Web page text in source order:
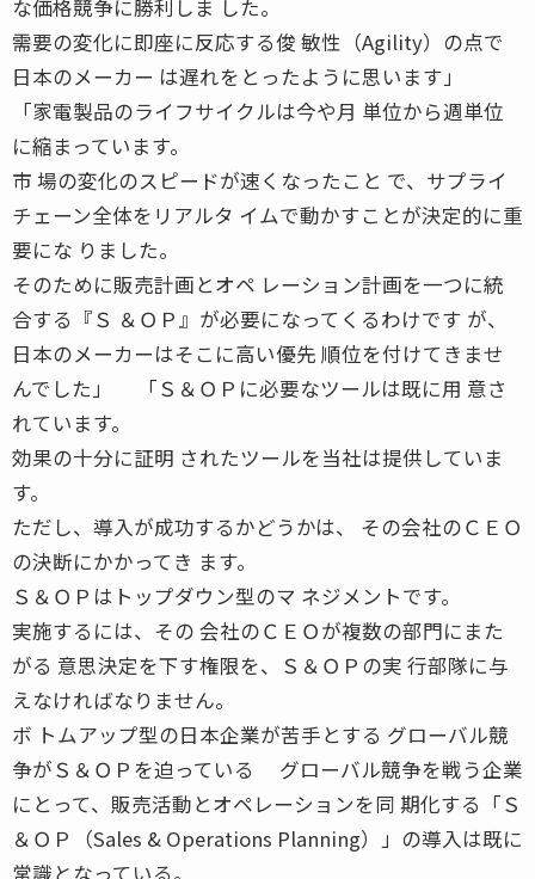
な価格競争に勝利しま した。
需要の変化に即座に反応する俊 敏性（Agility）の点で
日本のメーカー は遅れをとったように思います」
「家電製品のライフサイクルは今や月 単位から週単位
に縮まっています。
市 場の変化のスピードが速くなったこと で、サプライ
チェーン全体をリアルタ イムで動かすことが決定的に重
要にな りました。
そのために販売計画とオペ レーション計画を一つに統
合する『Ｓ ＆ＯＰ』が必要になってくるわけです が、
日本のメーカーはそこに高い優先 順位を付けてきませ
んでした」 「Ｓ＆ＯＰに必要なツールは既に用 意さ
れています。
効果の十分に証明 されたツールを当社は提供していま
す。
ただし、導入が成功するかどうかは、 その会社のＣＥＯ
の決断にかかってき ます。
Ｓ＆ＯＰはトップダウン型のマ ネジメントです。
実施するには、その 会社のＣＥＯが複数の部門にまた
がる 意思決定を下す権限を、Ｓ＆ＯＰの実 行部隊に与
えなければなりません。
ボ トムアップ型の日本企業が苦手とする グローバル競
争がＳ＆ＯＰを迫っている グローバル競争を戦う企業
にとって、販売活動とオペレーションを同 期化する「Ｓ
＆ＯＰ（Sales & Operations Planning）」の導入は既に
常識となっている。